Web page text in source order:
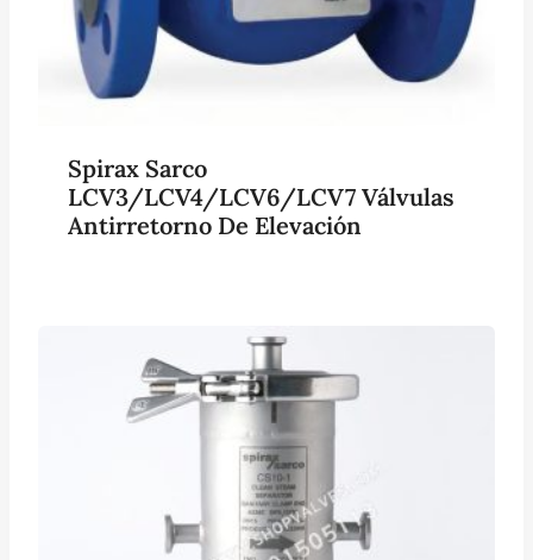
Spirax Sarco
LCV3/LCV4/LCV6/LCV7 Válvulas
Antirretorno De Elevación